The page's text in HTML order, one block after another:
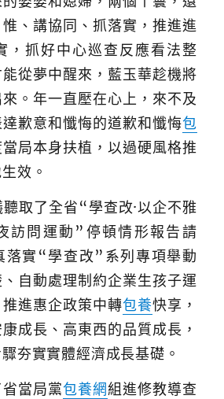
、講協同、抓落實，推進進
，抓好中心巡查反應看法整
從夢中醒來，藍玉華趁機將
。年一直壓在心上，來不及
歉意和懺悔的道歉和懺悔包
局本身扶植，以過硬風格推
效。
取了全省“學查改·以企不雅
訪問運動”停頓情形報告請
落實“學查改”系列專項舉動
自動處理制約企業生孩子運
進惠企政策中轉包養快享，
成長、高東西的品質成長，
夯實實體經濟成長基礎。
當局黨包養網組進修教導查